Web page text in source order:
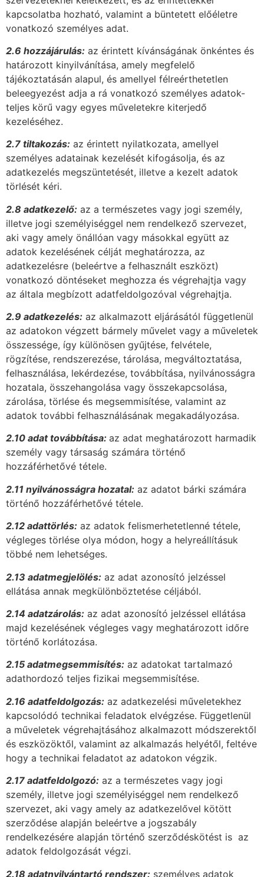
kapcsolatba hozható, valamint a büntetett előéletre
vonatkozó személyes adat.
2.6 hozzájárulás: az érintett kívánságának önkéntes és
határozott kinyilvánítása, amely megfelelő
tájékoztatásán alapul, és amellyel félreérthetetlen
beleegyezést adja a rá vonatkozó személyes adatok-
teljes körű vagy egyes műveletekre kiterjedő
kezeléséhez.
2.7 tiltakozás: az érintett nyilatkozata, amellyel
személyes adatainak kezelését kifogásolja, és az
adatkezelés megszüntetését, illetve a kezelt adatok
törlését kéri.
2.8 adatkezelő: az a természetes vagy jogi személy,
illetve jogi személyiséggel nem rendelkező szervezet,
aki vagy amely önállóan vagy másokkal együtt az
adatok kezelésének célját meghatározza, az
adatkezelésre (beleértve a felhasznált eszközt)
vonatkozó döntéseket meghozza és végrehajtja vagy
az általa megbízott adatfeldolgozóval végrehajtja.
2.9 adatkezelés: az alkalmazott eljárásától függetlenül
az adatokon végzett bármely művelet vagy a műveletek
összessége, így különösen gyűjtése, felvétele,
rögzítése, rendszerezése, tárolása, megváltoztatása,
felhasználása, lekérdezése, továbbítása, nyilvánosságra
hozatala, összehangolása vagy összekapcsolása,
zárolása, törlése és megsemmisítése, valamint az
adatok további felhasználásának megakadályozása.
2.10 adat továbbítása: az adat meghatározott harmadik
személy vagy társaság számára történő
hozzáférhetővé tétele.
2.11 nyilvánosságra hozatal: az adatot bárki számára
történő hozzáférhetővé tétele.
2.12 adattörlés: az adatok felismerhetetlenné tétele,
végleges törlése olya módon, hogy a helyreállításuk
többé nem lehetséges.
2.13 adatmegjelölés: az adat azonosító jelzéssel
ellátása annak megkülönböztetése céljából.
2.14 adatzárolás: az adat azonosító jelzéssel ellátása
majd kezelésének végleges vagy meghatározott időre
történő korlátozása.
2.15 adatmegsemmisítés: az adatokat tartalmazó
adathordozó teljes fizikai megsemmisítése.
2.16 adatfeldolgozás: az adatkezelési műveletekhez
kapcsolódó technikai feladatok elvégzése. Függetlenül
a műveletek végrehajtásához alkalmazott módszerektől
és eszközöktől, valamint az alkalmazás helyétől, feltéve
hogy a technikai feladatot az adatokon végzik.
2.17 adatfeldolgozó: az a természetes vagy jogi
személy, illetve jogi személyiséggel nem rendelkező
szervezet, aki vagy amely az adatkezelővel kötött
szerződése alapján beleértve a jogszabály
rendelkezésére alapján történő szerződéskötést is  az
adatok feldolgozását végzi.
2.18 adatnyilvántartó rendszer: személyes adatok